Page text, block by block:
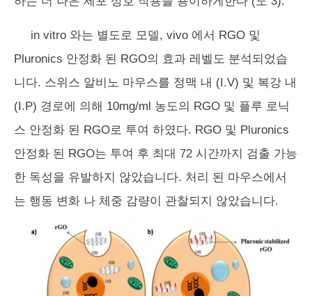
in vitro 와는 별도로 모델, vivo 에서 RGO 및
Pluronics 안정화 된 RGO의 효과 레벨도 분석되었습
니다. 스위스 알비노 마우스를 정맥 내 (I.V) 및 복강 내
(I.P) 경로에 의해 10mg/ml 농도의 RGO 및 플루 로닉
스 안정화 된 RGO로 투여 하였다. RGO 및 Pluronics
안정화 된 RGO는 투여 후 최대 72 시간까지 검출 가능
한 독성을 유발하지 않았습니다. 처리 된 마우스에서
는 행동 변화 나 체중 감량이 관찰되지 않았습니다.